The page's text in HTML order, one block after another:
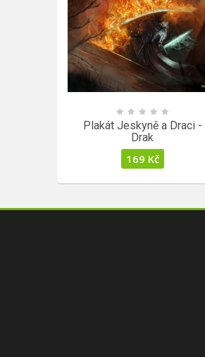
Plakát Jeskyně a Draci -
Drak
169 Kč